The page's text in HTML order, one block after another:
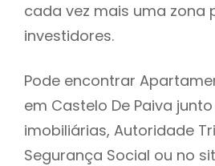
cada vez mais uma zona
investidores.
Pode encontrar
em Castelo De Paiva
imobiliárias, Autoridade
Segurança Social ou no